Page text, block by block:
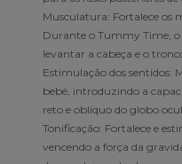
Musculatura: Fortalece os
Durante o Tummy Time, o
levantar a cabeça e o
Estimulação dos sentidos:
bebé, introduzindo a
reto e oblíquo do globo
Tonificação: Fortalece e
vencendo a força da